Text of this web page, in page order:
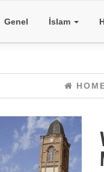
Genel İslam